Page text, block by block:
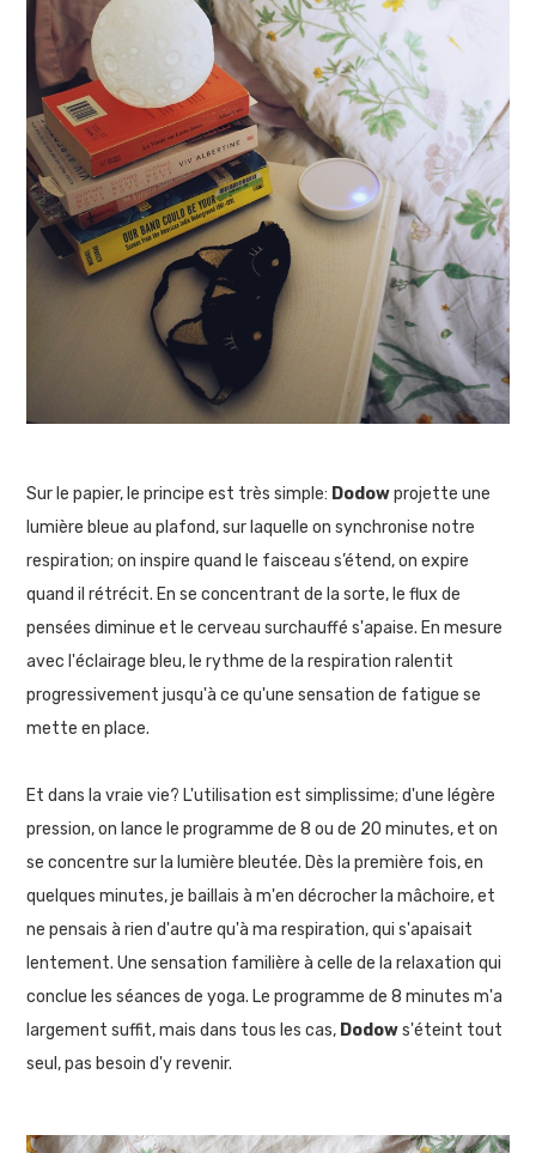
Sur le papier, le principe est très simple: Dodowprojette une
lumière bleue au plafond, sur laquelle on synchronise notre
respiration; on inspire quand le faisceau s’étend, on expire
quand il rétrécit. En se concentrant de la sorte, le flux de
pensées diminue et le cerveau surchauffé s'apaise. En mesure
avec l'éclairage bleu, le rythme de la respiration ralentit
progressivement jusqu'à ce qu'une sensation de fatigue se
mette en place.
Et dans la vraie vie? L'utilisation est simplissime; d'une légère
pression, on lance le programme de 8 ou de 20 minutes, et on
se concentre sur la lumière bleutée. Dès la première fois, en
quelques minutes, je baillais à m'en décrocher la mâchoire, et
ne pensais à rien d'autre qu'à ma respiration, qui s'apaisait
lentement. Une sensation familière à celle de la relaxation qui
conclue les séances de yoga. Le programme de 8 minutes m'a
largement suffit, mais dans tous les cas, Dodows'éteint tout
seul, pas besoin d'y revenir.